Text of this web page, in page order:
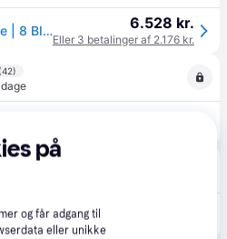
(ComputerSalg) Bosch Serie | 8 BIC7101B1 - Varmeskuffe - til indbygning - niche - bredde: 56 cm - dybde: 55 cm - højde: 14 cm - sort 6.528 kr.
Eller 3 betalinger af 2.176 kr.
(42)
Bosch Serie 8 Varmeskuffe til indbyg 60 x 14 cm Sort BIC7101B1.
Eller 3 betalinger af 2.180 kr.
på
og får adgang til
eller unikke